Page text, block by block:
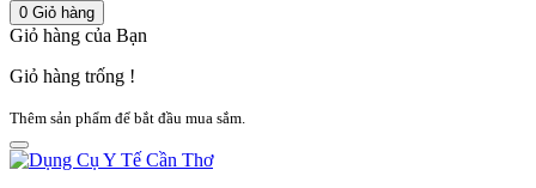
0 Giỏ hàng
Giỏ hàng của Bạn
Giỏ hàng trống !
Thêm sản phẩm để bắt đầu mua sắm.